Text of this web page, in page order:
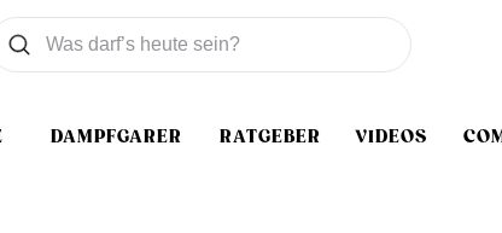
DAMPFGARER RATGEBER VIDEOS
wollen Sie suchen
Suchen